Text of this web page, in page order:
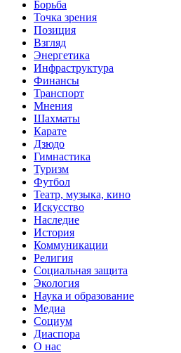
Борьба
Точка зрения
Позиция
Взгляд
Энергетика
Инфраструктура
Финансы
Транспорт
Мнения
Шахматы
Карате
Дзюдо
Гимнастика
Туризм
Футбол
Театр, музыка, кино
Искусство
Наследие
История
Коммуникации
Религия
Социальная защита
Экология
Наука и образование
Медиа
Социум
Диаспора
О нас